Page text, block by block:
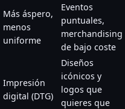
Más áspero,
menos
uniforme
Eventos
puntuales,
merchandising
de bajo coste
Impresión
digital (DTG)
Diseños
icónicos y
logos que
quieres que